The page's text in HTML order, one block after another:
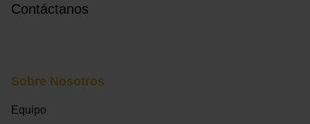
Contáctanos
Sobre Nosotros
Equipo